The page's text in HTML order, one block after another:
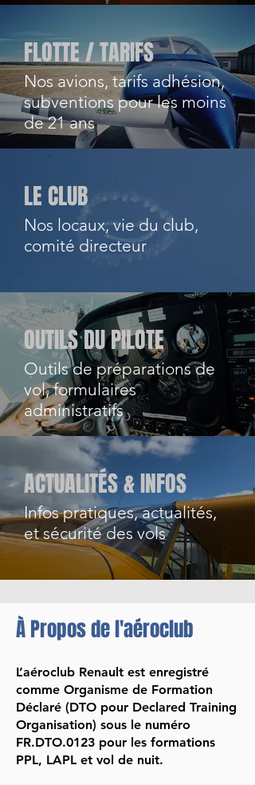
FLOTTE / TARIFS
Nos avions, tarifs adhésion,
subventions pour les moins
de 21 ans
LE CLUB
Nos locaux, vie du club,
comité directeur
OUTILS DU PILOTE
Outils de préparations de
vol, formulaires
administratifs
ACTUALITÉS & INFOS
Infos pratiques, actualités,
et sécurité des vols
À Propos de l'aéroclub
L’aéroclub Renault est enregistré
comme Organisme de Formation
Déclaré (DTO pour Declared Training
Organisation) sous le numéro
FR.DTO.0123 pour les formations
PPL, LAPL et vol de nuit.